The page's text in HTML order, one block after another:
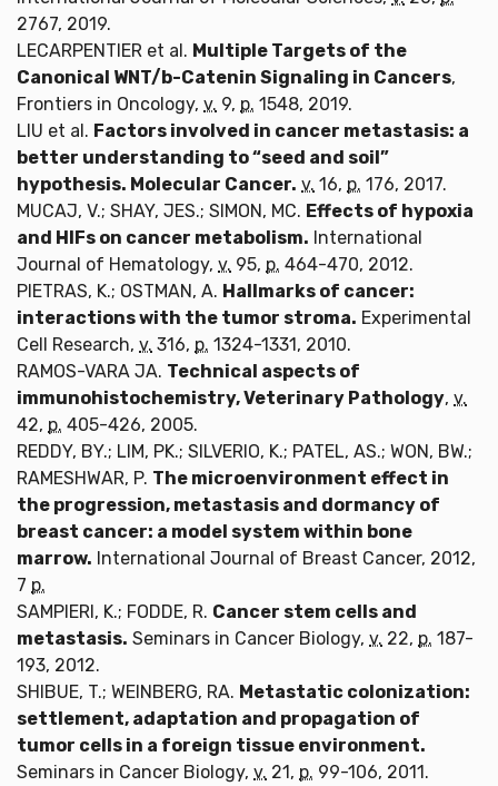
2767, 2019.
LECARPENTIER et al. Multiple Targets of the
Canonical WNT/b-Catenin Signaling in Cancers,
Frontiers in Oncology, v. 9, p. 1548, 2019.
LIU et al. Factors involved in cancer metastasis: a
better understanding to “seed and soil”
hypothesis. Molecular Cancer. v. 16, p. 176, 2017.
MUCAJ, V.; SHAY, JES.; SIMON, MC. Effects of hypoxia
and HIFs on cancer metabolism. International
Journal of Hematology, v. 95, p. 464-470, 2012.
PIETRAS, K.; OSTMAN, A. Hallmarks of cancer:
interactions with the tumor stroma. Experimental
Cell Research, v. 316, p. 1324-1331, 2010.
RAMOS-VARA JA. Technical aspects of
immunohistochemistry, Veterinary Pathology, v.
42, p. 405-426, 2005.
REDDY, BY.; LIM, PK.; SILVERIO, K.; PATEL, AS.; WON, BW.;
RAMESHWAR, P. The microenvironment effect in
the progression, metastasis and dormancy of
breast cancer: a model system within bone
marrow. International Journal of Breast Cancer, 2012,
7 p.
SAMPIERI, K.; FODDE, R. Cancer stem cells and
metastasis. Seminars in Cancer Biology, v. 22, p. 187-
193, 2012.
SHIBUE, T.; WEINBERG, RA. Metastatic colonization:
settlement, adaptation and propagation of
tumor cells in a foreign tissue environment.
Seminars in Cancer Biology, v. 21, p. 99-106, 2011.